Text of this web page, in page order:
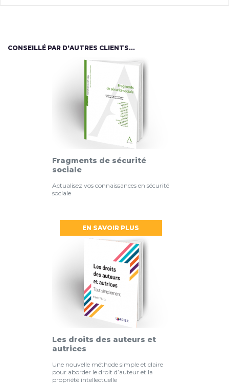
CONSEILLÉ PAR D'AUTRES CLIENTS...
Fragments de sécurité
sociale
Actualisez vos connaissances en sécurité
sociale
EN SAVOIR PLUS
Les droits des auteurs et
autrices
Une nouvelle méthode simple et claire
pour aborder le droit d’auteur et la
propriété intellectuelle